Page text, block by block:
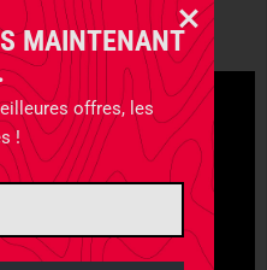
MAINTENANT
offres, les
!